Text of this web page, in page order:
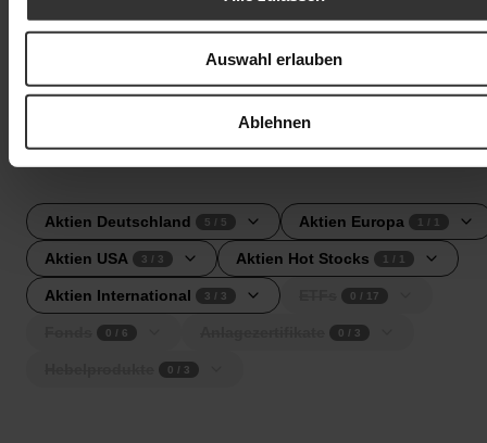
Auswahl erlauben
Ablehnen
Anlageuniversum
Aktien Deutschland 5 / 5 Aktien Europa 1 / 1
Aktien USA 3 / 3 Aktien Hot Stocks 1 / 1
Aktien International 3 / 3 0 / 17
0 / 6 0 / 3
0 / 3